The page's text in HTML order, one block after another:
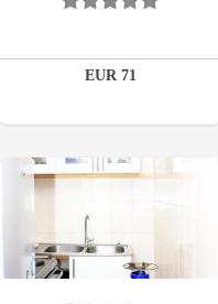
EUR 71
126 avis